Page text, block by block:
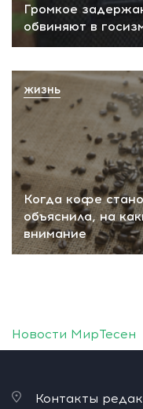
Громкое
обвиняют в
Когда кофе
объяснила, на
внимание
ЖИЗНЬ
Новости МирТесен
Контакты